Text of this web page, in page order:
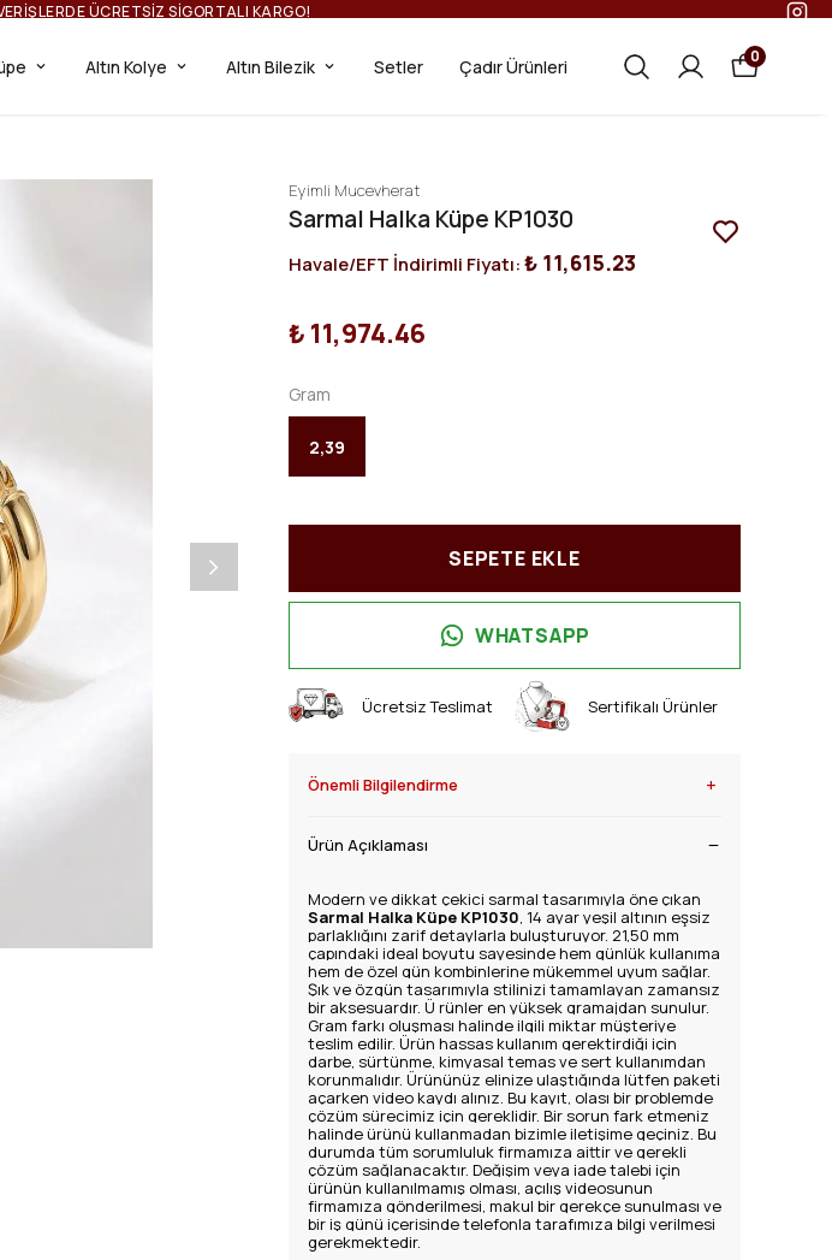
ÜCRETSIZ SIGORTALI KARGO!
Altın Kolye Altın Bilezik Setler Çadır Ürünleri 0
Eyimli Mucevherat
Sarmal Halka Küpe KP1030
Havale/EFT İndirimli Fiyatı:₺ 11,615.23
₺ 11,974.46
Gram
2,39
SEPETE EKLE
WHATSAPP
Ücretsiz Teslimat Sertifikalı Ürünler
Önemli Bilgilendirme +
Ürün Açıklaması
Modern ve dikkat çekici sarmal tasarımıyla öne çıkan
Sarmal Halka Küpe KP1030, 14 ayar yeşil altının eşsiz
parlaklığını zarif detaylarla buluşturuyor. 21,50 mm
çapındaki ideal boyutu sayesinde hem günlük kullanıma
hem de özel gün kombinlerine mükemmel uyum sağlar.
Şık ve özgün tasarımıyla stilinizi tamamlayan zamansız
bir aksesuardır. Ü rünler en yüksek gramajdan sunulur.
Gram farkı oluşması halinde ilgili miktar müşteriye
teslim edilir. Ürün hassas kullanım gerektirdiği için
darbe, sürtünme, kimyasal temas ve sert kullanımdan
korunmalıdır. Ürününüz elinize ulaştığında lütfen paketi
açarken video kaydı alınız. Bu kayıt, olası bir problemde
çözüm sürecimiz için gereklidir. Bir sorun fark etmeniz
halinde ürünü kullanmadan bizimle iletişime geçiniz. Bu
durumda tüm sorumluluk firmamıza aittir ve gerekli
çözüm sağlanacaktır. Değişim veya iade talebi için
ürünün kullanılmamış olması, açılış videosunun
firmamıza gönderilmesi, makul bir gerekçe sunulması ve
bir iş günü içerisinde telefonla tarafımıza bilgi verilmesi
gerekmektedir.